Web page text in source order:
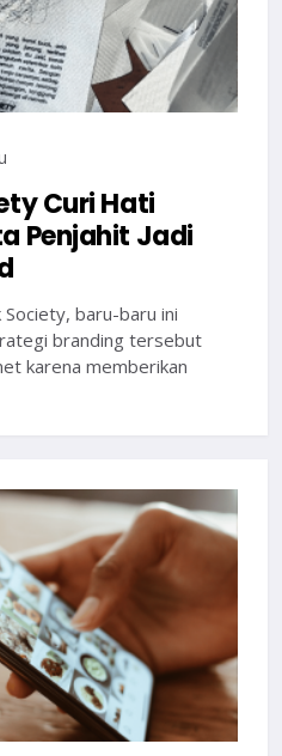
Curi Hati
Penjahit Jadi
baru-baru ini
branding tersebut
karena memberikan